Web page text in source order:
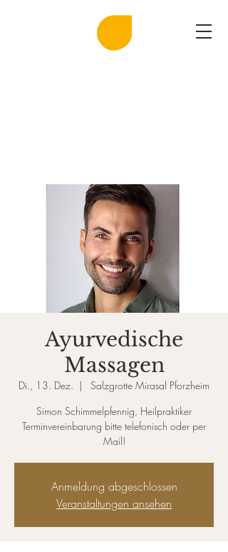
Ayurvedische
Massagen
Di., 13. Dez.
  |
Salzgrotte Mirasal Pforzheim
Simon Schimmelpfennig, Heilpraktiker
Terminvereinbarung bitte telefonisch oder per
Mail!
Anmeldung abgeschlossen
Veranstaltungen ansehen